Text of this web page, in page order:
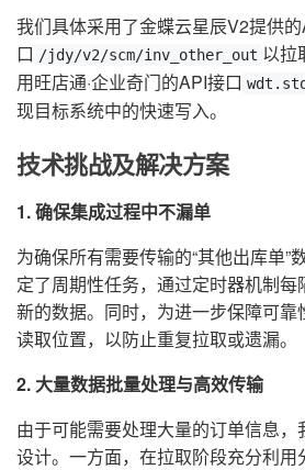
我们具体采用了金蝶云星辰V2提供
口 /jdy/v2/scm/inv_other_out 以拉
用旺店通·企业奇门的API接口
现目标系统中的快速写入。
技术挑战及解决方案
1. 确保集成过程中不漏单
为确保所有需要传输的“其他出库单”
定了周期性任务，通过定时器机制
新的数据。同时，为进一步保障可靠
读取位置，以防止重复拉取或遗漏。
2. 大量数据批量处理与高效传输
由于可能需要处理大量的订单信息
设计。一方面，在拉取阶段充分利用